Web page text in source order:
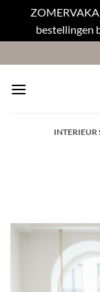
bestellingen
naar
inhoud
INTERIEUR